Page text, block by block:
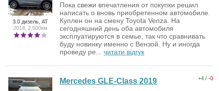
3.0 дизель, AT
2018, 2.500км
Пока свежи впечатления от покупки решил
написать о вновь приобретенном автомобиле.
Куплен он на смену Toyota Venza. На
сегодняшний день оба автомобиля
эксплуатируются в семье, так что сравнивать
буду новинку именно с Вензой. Ну и иногда
проведу ре... читати відгук
+4 / -0
Mercedes GLE-Class 2019